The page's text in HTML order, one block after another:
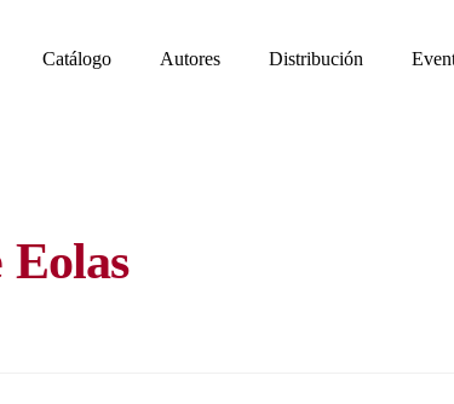
Catálogo Autores Distribución
Eolas